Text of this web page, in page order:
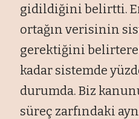
gidildiğini belirtti.
ortağın verisinin
gerektiğini
kadar sistemde
durumda. Biz
süreç zarfındaki